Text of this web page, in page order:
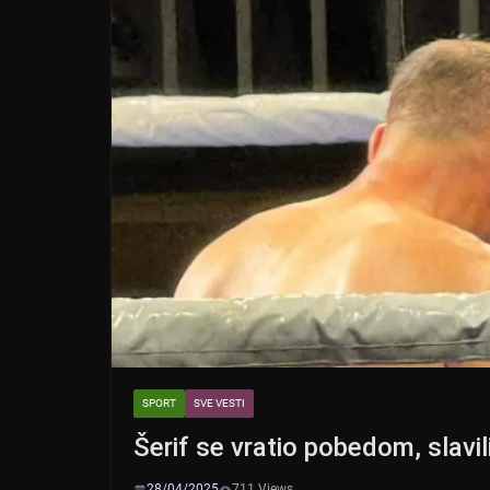
SPORT SVE VESTI
Šerif se vratio pobedom,